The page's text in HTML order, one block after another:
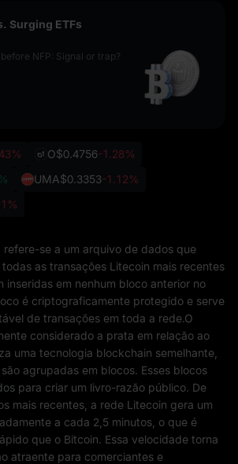
Surging ETFs
NFP: Signal or trap?
O$0.4756-1.28%
UMA$0.3353-1.12%
se a um arquivo de dados que
as transações Litecoin mais recentes
inseridas em nenhum bloco anterior no
é criptograficamente protegido e serve
de transações em toda a rede.O
considerado a prata em relação ao
uma tecnologia blockchain semelhante,
agrupadas em blocos. Esses blocos
para criar um livro-razão público. De
mais recentes, a rede Litecoin gera um
a cada 2,5 minutos, o que é
que o Bitcoin. Essa velocidade torna
atraente para comerciantes e